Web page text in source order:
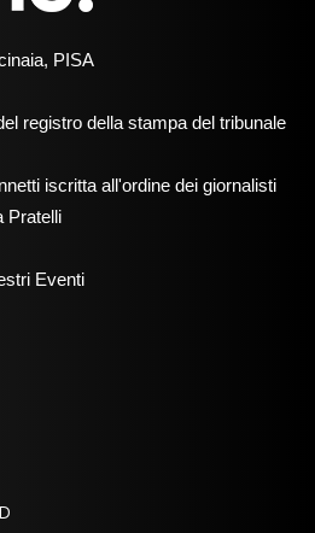
PISA
registro della stampa del tribunale
iscritta all'ordine dei giornalisti
Pratelli
Eventi